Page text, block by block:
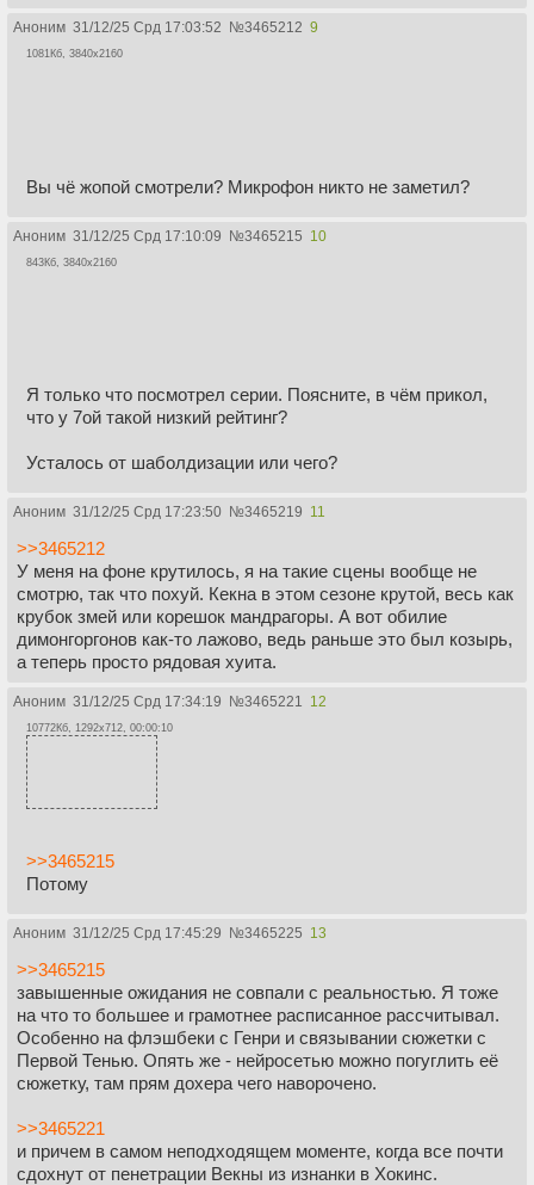
Аноним 31/12/25 Срд 17:03:52 №3465212 9
1081Кб, 3840x2160
Вы чё жопой смотрели? Микрофон никто не заметил?
Аноним 31/12/25 Срд 17:10:09 №3465215 10
843Кб, 3840x2160
Я только что посмотрел серии. Поясните, в чём прикол,
что у 7ой такой низкий рейтинг?
Усталось от шаболдизации или чего?
Аноним 31/12/25 Срд 17:23:50 №3465219 11
>>3465212
У меня на фоне крутилось, я на такие сцены вообще не
смотрю, так что похуй. Кекна в этом сезоне крутой, весь как
крубок змей или корешок мандрагоры. А вот обилие
димонгоргонов как-то лажово, ведь раньше это был козырь,
а теперь просто рядовая хуита.
Аноним 31/12/25 Срд 17:34:19 №3465221 12
10772Кб, 1292x712, 00:00:10
>>3465215
Потому
Аноним 31/12/25 Срд 17:45:29 №3465225 13
>>3465215
завышенные ожидания не совпали с реальностью. Я тоже
на что то большее и грамотнее расписанное рассчитывал.
Особенно на флэшбеки с Генри и связывании сюжетки с
Первой Тенью. Опять же - нейросетью можно погуглить её
сюжетку, там прям дохера чего наворочено.
>>3465221
и причем в самом неподходящем моменте, когда все почти
сдохнут от пенетрации Векны из изнанки в Хокинс.